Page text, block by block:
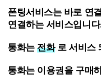
폰팅서비스는 바로 연
연결하는 서비스입니
통화는전화로 서비스
통화는 이용권을 구매